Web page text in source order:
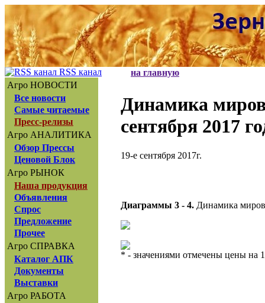
RSS канал
Агро НОВОСТИ
Все новости
Самые читаемые
Пресс-релизы
Агро АНАЛИТИКА
Обзор Прессы
Ценовой Блок
Агро РЫНОК
Наша продукция
Объявления
Спрос
Предложение
Прочее
Агро СПРАВКА
Каталог АПК
Документы
Выставки
Агро РАБОТА
на главную
Динамика
сентября 2017
19-е сентября 2017г.
Диаграммы 3 - 4. Динамика
* - значениями отмечены цены на